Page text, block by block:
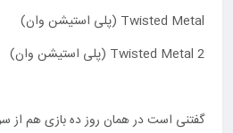
Twisted Metal (پلی استیشن وان)
Twisted Metal 2 (پلی استیشن وان)
گفتنی است در همان روز ده بازی هم